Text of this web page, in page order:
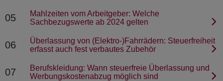
05
Mahlzeiten vom Arbeitgeber: Welche
Sachbezugswerte ab 2024 gelten
06
Überlassung von (Elektro-)Fahrrädern: Steuerfreiheit
erfasst auch fest verbautes Zubehör
07
Berufskleidung: Wann steuerfreie Überlassung und
Werbungskostenabzug möglich sind